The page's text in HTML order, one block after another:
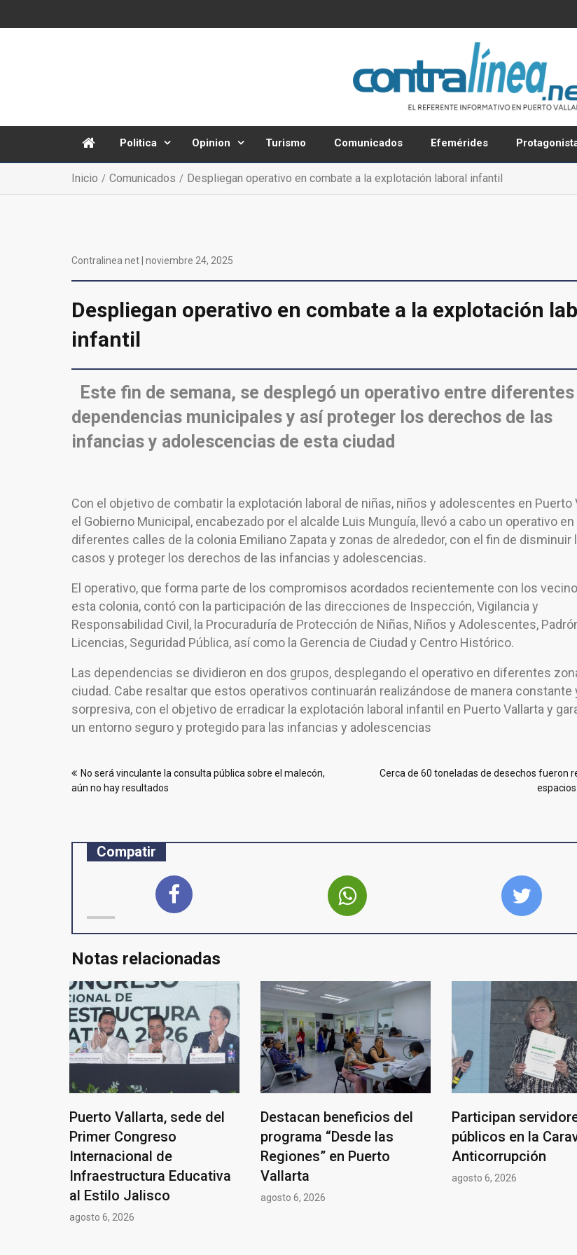
Politica Opinion Turismo Comunicados Efemérides
Inicio Comunicados Despliegan operativo en combate a la explotación laboral infantil
Contralinea net | noviembre 24, 2025
Despliegan operativo en combate a la explotación
infantil
Este fin de semana, se desplegó un operativo entre diferentes
dependencias municipales y así proteger los derechos de las
infancias y adolescencias de esta ciudad
Con el objetivo de combatir la explotación laboral de niñas, niños y adolescentes en Puerto
el Gobierno Municipal, encabezado por el alcalde Luis Munguía, llevó a cabo un operativo en
diferentes calles de la colonia Emiliano Zapata y zonas de alrededor, con el fin de disminuir
casos y proteger los derechos de las infancias y adolescencias.
El operativo, que forma parte de los compromisos acordados recientemente con los
esta colonia, contó con la participación de las direcciones de Inspección, Vigilancia y
Responsabilidad Civil, la Procuraduría de Protección de Niñas, Niños y Adolescentes,
Licencias, Seguridad Pública, así como la Gerencia de Ciudad y Centro Histórico.
Las dependencias se dividieron en dos grupos, desplegando el operativo en diferentes
ciudad. Cabe resaltar que estos operativos continuarán realizándose de manera constante
sorpresiva, con el objetivo de erradicar la explotación laboral infantil en Puerto Vallarta y
un entorno seguro y protegido para las infancias y adolescencias
deNo será vinculante la consulta pública sobre el malecón,
aún no hay resultados
Cerca de 60 toneladas de desechos fueron
Compatir
Notas relacionadas
Puerto Vallarta, sede del
Primer Congreso
Internacional de
Infraestructura Educativa
al Estilo Jalisco
agosto 6, 2026
Destacan beneficios del
programa “Desde las
Regiones” en Puerto
Vallarta
agosto 6, 2026
Participan
públicos en la
Anticorrupción
agosto 6, 2026